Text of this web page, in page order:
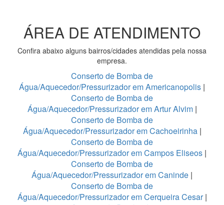
ÁREA DE ATENDIMENTO
Confira abaixo alguns bairros/cidades atendidas pela nossa
empresa.
Conserto de Bomba de
Água/Aquecedor/Pressurizador em Americanopolis |
Conserto de Bomba de
Água/Aquecedor/Pressurizador em Artur Alvim |
Conserto de Bomba de
Água/Aquecedor/Pressurizador em Cachoeirinha|
Conserto de Bomba de
Água/Aquecedor/Pressurizador em Campos Eliseos |
Conserto de Bomba de
Água/Aquecedor/Pressurizador em Caninde |
Conserto de Bomba de
Água/Aquecedor/Pressurizador em Cerqueira Cesar|